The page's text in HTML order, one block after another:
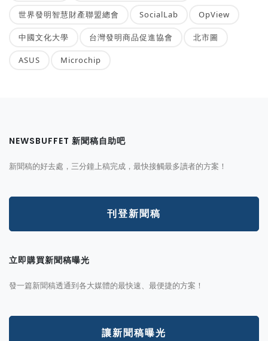
世界發明智慧財產聯盟總會 SocialLab OpView
中國文化大學 台灣發明商品促進協會 北市圖
ASUS Microchip
NEWSBUFFET 新聞稿自助吧
新聞稿的好去處，三分鐘上稿完成，最快接觸最多讀者的方案！
刊登新聞稿
立即購買新聞稿曝光
發一篇新聞稿透通到各大媒體的最快速、最便捷的方案！
讓新聞稿曝光